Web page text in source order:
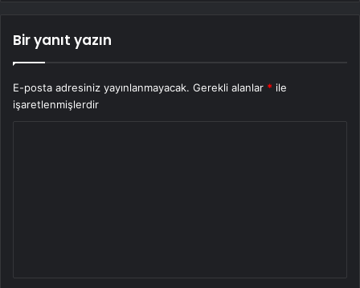
Bir yanıt yazın
E-posta adresiniz yayınlanmayacak. Gerekli alanlar * ile
işaretlenmişlerdir